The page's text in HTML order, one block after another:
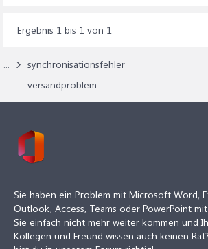
Ergebnis 1 bis 1 von 1
...
synchronisationsfehler
versandproblem
Sie haben ein Problem mit Microsoft Word,
Outlook, Access, Teams oder PowerPoint
Sie einfach nicht mehr weiter kommen und
Kollegen und Freund wissen auch keinen